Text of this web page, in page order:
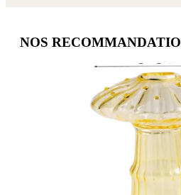
NOS